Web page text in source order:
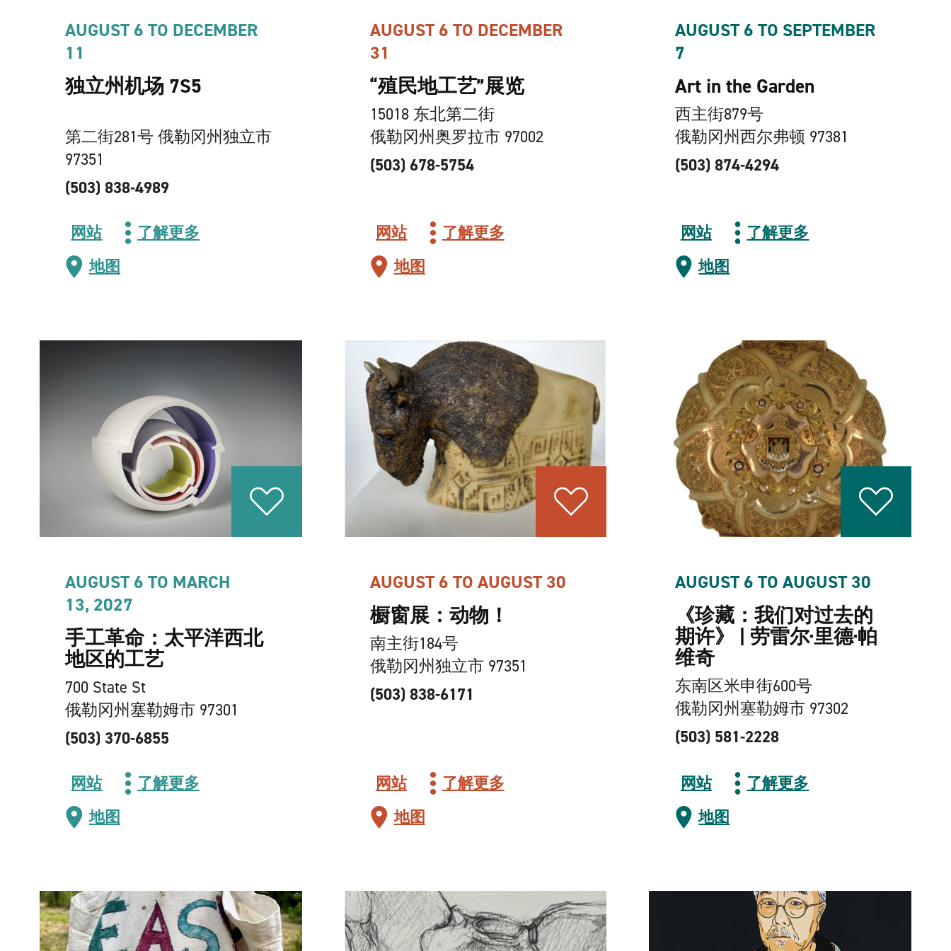
AUGUST 6 TO DECEMBER
11
独立州机场 7S5
第二街281号 俄勒冈州独立市
97351
(503) 838-4989
网站
了解更多
地图
AUGUST 6 TO DECEMBER
31
“殖民地工艺”展览
15018 东北第二街
俄勒冈州奥罗拉市 97002
(503) 678-5754
网站
了解更多
地图
AUGUST 6 TO SEPTEMBER
7
Art in the Garden
西主街879号
俄勒冈州西尔弗顿 97381
(503) 874-4294
网站
了解更多
地图
AUGUST 6 TO MARCH
13, 2027
手工革命：太平洋西北
地区的工艺
700 State St
俄勒冈州塞勒姆市 97301
(503) 370-6855
网站
了解更多
地图
AUGUST 6 TO AUGUST 30
橱窗展：动物！
南主街184号
俄勒冈州独立市 97351
(503) 838-6171
网站
了解更多
地图
AUGUST 6 TO AUGUST 30
《珍藏：我们对过去的
期许》 | 劳雷尔·里德·帕
维奇
东南区米申街600号
俄勒冈州塞勒姆市 97302
(503) 581-2228
网站
了解更多
地图